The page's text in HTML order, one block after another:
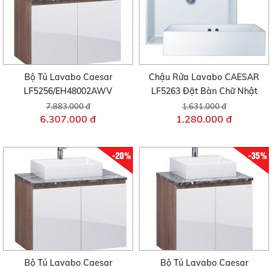
Bộ Tủ Lavabo Caesar
LF5256/EH48002AWV
7.883.000 đ
6.307.000 đ
Chậu Rửa Lavabo CAESAR
LF5263 Đặt Bàn Chữ Nhật
1.631.000 đ
1.280.000 đ
-20%
Bộ Tủ Lavabo Caesar
-35%
Bộ Tủ Lavabo Caesar